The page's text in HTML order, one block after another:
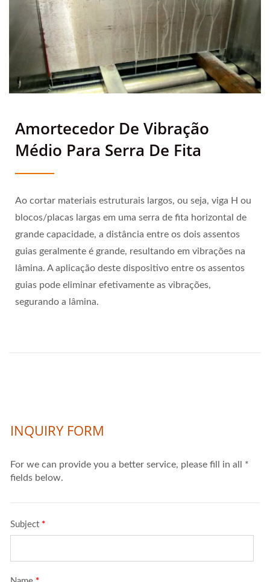
Amortecedor De Vibração
Médio Para Serra De Fita
Ao cortar materiais estruturais largos, ou seja, viga H ou
blocos/placas largas em uma serra de fita horizontal de
grande capacidade, a distância entre os dois assentos
guias geralmente é grande, resultando em vibrações na
lâmina. A aplicação deste dispositivo entre os assentos
guias pode eliminar efetivamente as vibrações,
segurando a lâmina.